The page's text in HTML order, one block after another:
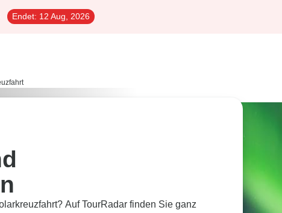
Endet: 12 Aug, 2026
Auf TourRadar finden Sie ganz